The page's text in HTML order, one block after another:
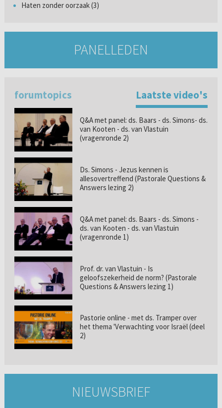
Haten zonder oorzaak (3)
PANELLEDEN
forumtopics Laatste video's
Q&A met panel: ds. Baars - ds. Simons- ds.
van Kooten - ds. van Vlastuin
(vragenronde 2)
Ds. Simons - Jezus kennen is
allesovertreffend (Pastorale Questions &
Answers lezing 2)
Q&A met panel: ds. Baars - ds. Simons -
ds. van Kooten - ds. van Vlastuin
(vragenronde 1)
Prof. dr. van Vlastuin - Is
geloofszekerheid de norm? (Pastorale
Questions & Answers lezing 1)
Pastorie online - met ds. Tramper over
het thema 'Verwachting voor Israël (deel
2)
NIEUWSBRIEF